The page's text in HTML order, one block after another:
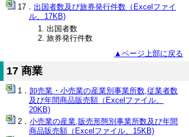
出国者数及び旅券発行件数（Excelファイ
ル、17KB)
出国者数
旅券発行件数
▲ページ上部に戻る
17 商業
卸売業・小売業の産業別事業所数,従業者数
及び年間商品販売額（Excelファイル、
20KB)
小売業の産業,販売形態別事業所数及び年間
商品販売額（Excelファイル、15KB)